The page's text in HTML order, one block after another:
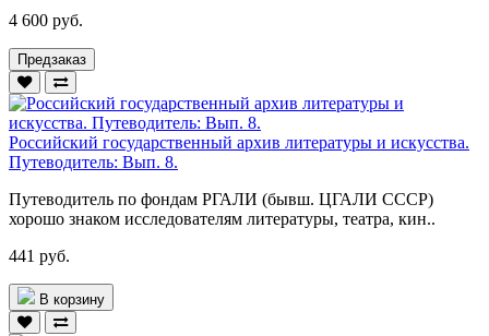
4 600 руб.
Предзаказ
Российский государственный архив литературы и искусства.
Путеводитель: Вып. 8.
Путеводитель по фондам РГАЛИ (бывш. ЦГАЛИ СССР)
хорошо знаком исследователям литературы, театра, кин..
441 руб.
В корзину